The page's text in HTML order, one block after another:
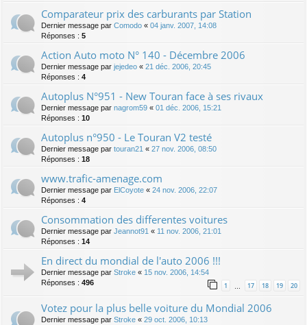
Comparateur prix des carburants par Station
Dernier message par Comodo « 04 janv. 2007, 14:08
Réponses : 5
Action Auto moto N° 140 - Décembre 2006
Dernier message par jejedeo « 21 déc. 2006, 20:45
Réponses : 4
Autoplus N°951 - New Touran face à ses rivaux
Dernier message par nagrom59 « 01 déc. 2006, 15:21
Réponses : 10
Autoplus n°950 - Le Touran V2 testé
Dernier message par touran21 « 27 nov. 2006, 08:50
Réponses : 18
www.trafic-amenage.com
Dernier message par ElCoyote « 24 nov. 2006, 22:07
Réponses : 4
Consommation des differentes voitures
Dernier message par Jeannot91 « 11 nov. 2006, 21:01
Réponses : 14
En direct du mondial de l'auto 2006 !!!
Dernier message par Stroke « 15 nov. 2006, 14:54
Réponses : 496 1 … 17 18 19 20
Votez pour la plus belle voiture du Mondial 2006
Dernier message par Stroke « 29 oct. 2006, 10:13